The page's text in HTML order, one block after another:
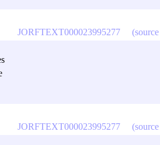
JORFTEXT000023995277
JORFTEXT000023995277